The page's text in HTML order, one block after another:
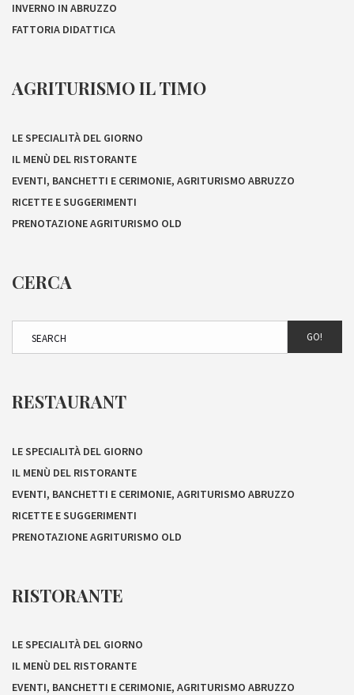
INVERNO IN ABRUZZO
FATTORIA DIDATTICA
AGRITURISMO IL TIMO
LE SPECIALITÀ DEL GIORNO
IL MENÙ DEL RISTORANTE
EVENTI, BANCHETTI E CERIMONIE, AGRITURISMO ABRUZZO
RICETTE E SUGGERIMENTI
PRENOTAZIONE AGRITURISMO OLD
CERCA
GO!
RESTAURANT
LE SPECIALITÀ DEL GIORNO
IL MENÙ DEL RISTORANTE
EVENTI, BANCHETTI E CERIMONIE, AGRITURISMO ABRUZZO
RICETTE E SUGGERIMENTI
PRENOTAZIONE AGRITURISMO OLD
RISTORANTE
LE SPECIALITÀ DEL GIORNO
IL MENÙ DEL RISTORANTE
EVENTI, BANCHETTI E CERIMONIE, AGRITURISMO ABRUZZO